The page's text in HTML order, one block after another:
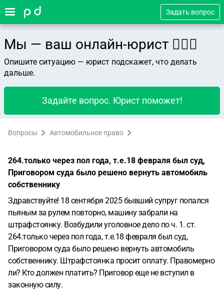
Задать вопрос
Мы — ваш онлайн-юрист 👨🏻‍⚖️
Опишите ситуацию — юрист подскажет, что делать
дальше.
Задайте вопрос. Юрист поможет!
Вопросы Автомобильное право
264.только через пол года, т.е.18 февраля был суд,
Приговором суда было решено вернуть автомобиль
собственнику
Здравствуйте! 18 сентября 2025 бывший супруг попался
пьяным за рулем повторно, машину забрали на
штрафстоянку. Возбудили уголовное дело по ч. 1. ст.
264.только через пол года, т.е.18 февраля был суд,
Приговором суда было решено вернуть автомобиль
собственнику. Штрафстоянка просит оплату. Правомерно
ли? Кто должен платить? Приговор еще не вступил в
законную силу.